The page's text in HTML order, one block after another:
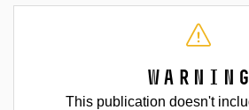
Warning
This publication doesn't